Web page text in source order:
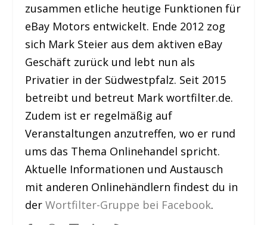
zusammen etliche heutige Funktionen für
eBay Motors entwickelt. Ende 2012 zog
sich Mark Steier aus dem aktiven eBay
Geschäft zurück und lebt nun als
Privatier in der Südwestpfalz. Seit 2015
betreibt und betreut Mark wortfilter.de.
Zudem ist er regelmäßig auf
Veranstaltungen anzutreffen, wo er rund
ums das Thema Onlinehandel spricht.
Aktuelle Informationen und Austausch
mit anderen Onlinehändlern findest du in
derWortfilter-Gruppe bei Facebook.